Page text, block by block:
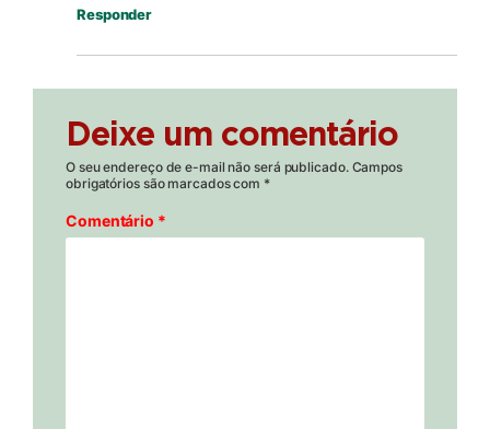
Responder
Deixe um comentário
O seu endereço de e-mail não será publicado. Campos
obrigatórios são marcados com *
Comentário *